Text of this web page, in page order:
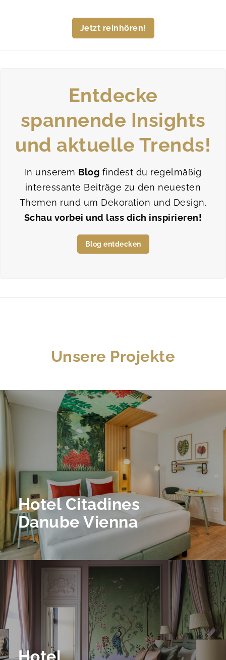
Jetzt reinhören!
Entdecke
spannende Insights
und aktuelle Trends!
In unserem Blog findest du regelmäßig
interessante Beiträge zu den neuesten
Themen rund um Dekoration und Design.
Schau vorbei und lass dich inspirieren!
Blog entdecken
Unsere Projekte
Hotel Citadines
Danube Vienna